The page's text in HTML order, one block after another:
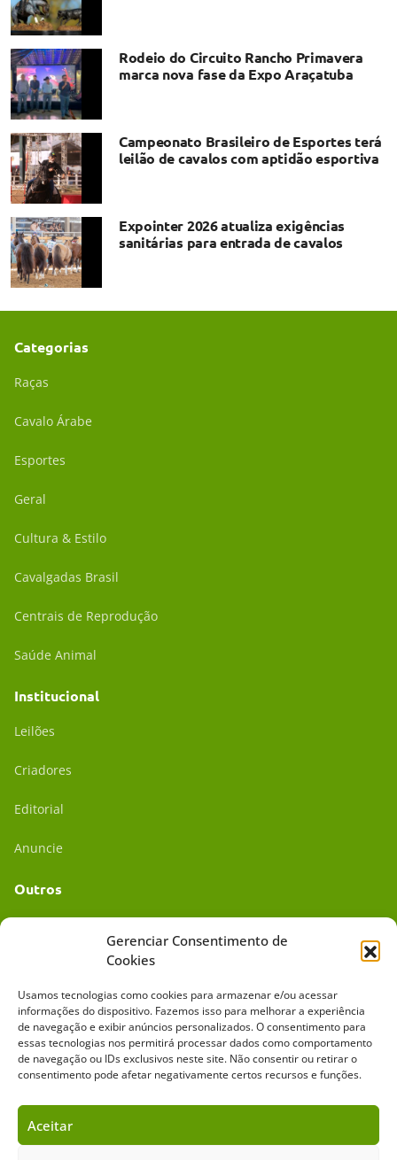
Gerenciar Consentimento de
Cookies
Usamos tecnologias como cookies para armazenar e/ou acessar
informações do dispositivo. Fazemos isso para melhorar a experiência
de navegação e exibir anúncios personalizados. O consentimento para
essas tecnologias nos permitirá processar dados como comportamento
de navegação ou IDs exclusivos neste site. Não consentir ou retirar o
consentimento pode afetar negativamente certos recursos e funções.
Aceitar
Rodeio do Circuito Rancho Primavera
marca nova fase da Expo Araçatuba
Campeonato Brasileiro de Esportes terá
leilão de cavalos com aptidão esportiva
Expointer 2026 atualiza exigências
sanitárias para entrada de cavalos
Categorias
Raças
Cavalo Árabe
Esportes
Geral
Cultura & Estilo
Cavalgadas Brasil
Centrais de Reprodução
Saúde Animal
Institucional
Leilões
Criadores
Editorial
Anuncie
Outros
Mídia Kit
Sobre o Cavalus Leilões Anuncie